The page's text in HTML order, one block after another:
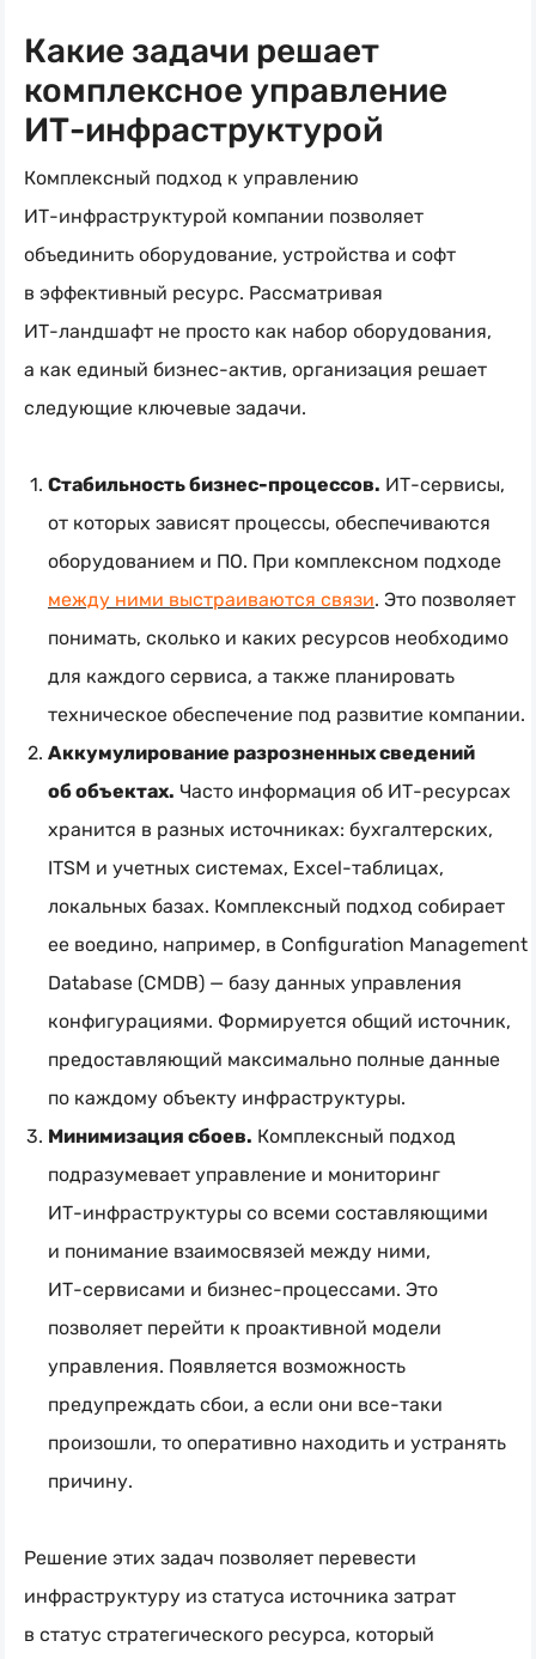
Какие задачи решает
комплексное управление
ИТ-инфраструктурой
Комплексный подход к управлению
ИТ-инфраструктурой компании позволяет
объединить оборудование, устройства и софт
в эффективный ресурс. Рассматривая
ИТ-ландшафт не просто как набор оборудования,
а как единый бизнес-актив, организация решает
следующие ключевые задачи.
Стабильностьбизнес-процессов. ИТ-сервисы,
от которых зависят процессы, обеспечиваются
оборудованием и ПО. При комплексном подходе
между ними выстраиваются связи. Это позволяет
понимать, сколько и каких ресурсов необходимо
для каждого сервиса, а также планировать
техническое обеспечение под развитие компании.
Аккумулирование разрозненных сведений
об объектах. Часто информация об ИТ-ресурсах
хранится в разных источниках: бухгалтерских,
ITSM и учетных системах, Excel-таблицах,
локальных базах. Комплексный подход собирает
ее воедино, например, в Configuration Management
Database (CMDB) — базу данных управления
конфигурациями. Формируется общий источник,
предоставляющий максимально полные данные
по каждому объекту инфраструктуры.
Минимизация сбоев. Комплексный подход
подразумевает управление и мониторинг
ИТ-инфраструктуры со всеми составляющими
и понимание взаимосвязей между ними,
ИТ-сервисами и бизнес-процессами. Это
позволяет перейти к проактивной модели
управления. Появляется возможность
предупреждать сбои, а если они все-таки
произошли, то оперативно находить и устранять
причину.
Решение этих задач позволяет перевести
инфраструктуру из статуса источника затрат
в статус стратегического ресурса, который